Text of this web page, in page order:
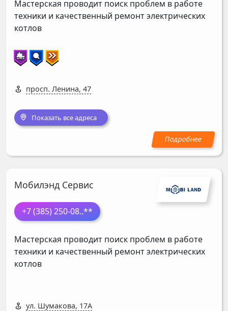
Мастерская проводит поиск проблем в работе
техники и качественный ремонт электрических
котлов
просп. Ленина, 47
Показать все адреса
Мобилэнд Сервис
+7 (385) 250-08..**
Мастерская проводит поиск проблем в работе
техники и качественный ремонт электрических
котлов
ул. Шумакова, 17А